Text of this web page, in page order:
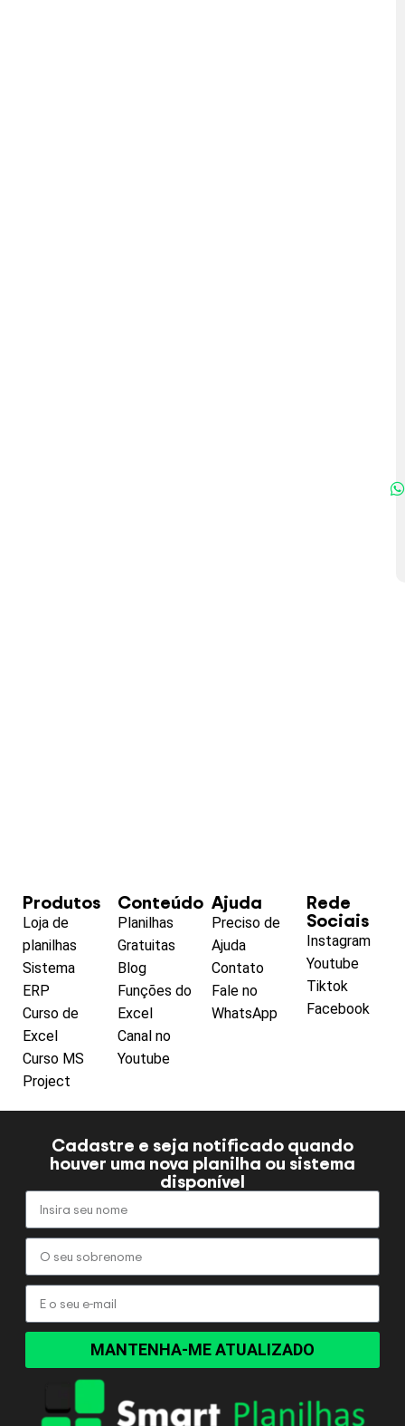
Produtos
Loja de
planilhas
Sistema
ERP
Curso de
Excel
Curso MS
Project
Conteúdo
Planilhas
Gratuitas
Blog
Funções do
Excel
Canal no
Youtube
Ajuda
Preciso de
Ajuda
Contato
Fale no
WhatsApp
Rede
Sociais
Instagram
Youtube
Tiktok
Facebook
Cadastre e seja notificado quando
houver uma nova planilha ou sistema
disponível
MANTENHA-ME ATUALIZADO